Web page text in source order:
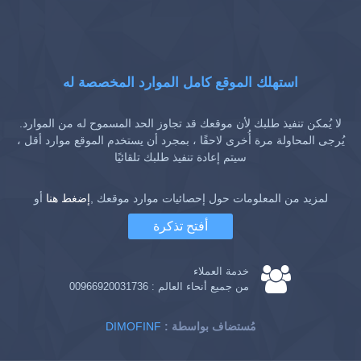
استهلك الموقع كامل الموارد المخصصة له
لا يُمكن تنفيذ طلبك لأن موقعك قد تجاوز الحد المسموح له من الموارد.
يُرجى المحاولة مرة أُخرى لاحقًا ، بمجرد أن يستخدم الموقع موارد أقل ،
سيتم إعادة تنفيذ طلبك تلقائيًا
لمزيد من المعلومات حول إحصائيات موارد موقعك ,إضغط هنا أو
أفتح تذكرة
خدمة العملاء
من جميع أنحاء العالم : 00966920031736
DIMOFINF : مُستضاف بواسطة